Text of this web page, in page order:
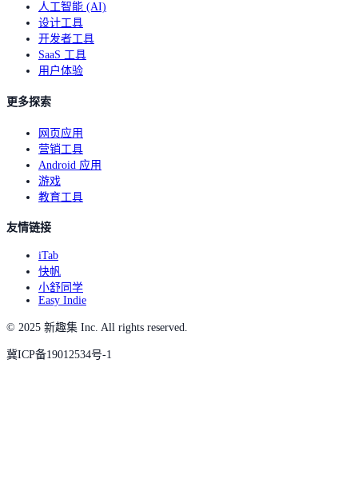
人工智能 (AI)
设计工具
开发者工具
SaaS 工具
用户体验
更多探索
网页应用
营销工具
Android 应用
游戏
教育工具
友情链接
iTab
快帆
小舒同学
Easy Indie
© 2025 新趣集 Inc. All rights reserved.
冀ICP备19012534号-1